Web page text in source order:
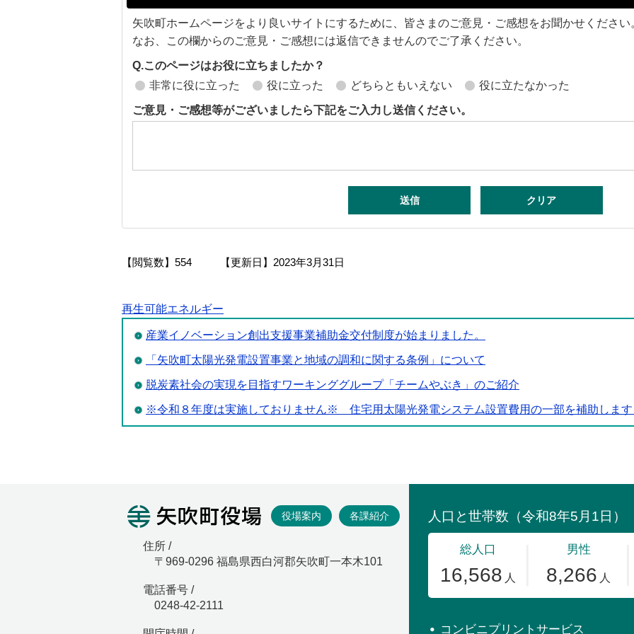
矢吹町ホームページをより良いサイトにするために、皆さまのご意見・ご感想をお聞かせください
なお、この欄からのご意見・ご感想には返信できませんのでご了承ください。
Q.このページはお役に立ちましたか？
非常に役に立った
役に立った どちらともいえない 役に立たなかった
ご意見・ご感想等がございましたら下記をご入力し送信ください。
【閲覧数】 554 【更新日】 2023年3月31日
再生可能エネルギー
産業イノベーション創出支援事業補助金交付制度が始まりました。
「矢吹町太陽光発電設置事業と地域の調和に関する条例」について
脱炭素社会の実現を目指すワーキンググループ「チームやぶき」のご紹介
※令和８年度は実施しておりません※ 住宅用太陽光発電システム設置費用の一部を補助します
矢吹町役場
役場案内 各課紹介
住所 /
〒969-0296 福島県西白河郡矢吹町一本木101
電話番号 /
0248-42-2111
コンビニプリントサービス